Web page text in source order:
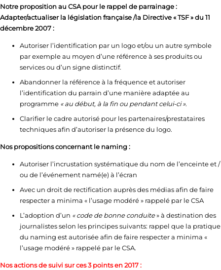
Notre proposition au CSA pour le rappel de parrainage :
Adapter/actualiser la législation française /la Directive « TSF » du 11
décembre 2007 :
Autoriser l’identification par un logo et/ou un autre symbole
par exemple au moyen d’une référence à ses produits ou
services ou d’un signe distinctif.
Abandonner la référence à la fréquence et autoriser
l’identification du parrain d’une manière adaptée au
programme « au début, à la fin ou pendant celui-ci ».
Clarifier le cadre autorisé pour les partenaires/prestataires
techniques afin d’autoriser la présence du logo.
Nos propositions concernant le naming :
Autoriser l’incrustation systématique du nom de l’enceinte et /
ou de l’événement namé(e) à l’écran
Avec un droit de rectification auprès des médias afin de faire
respecter a minima « l’usage modéré » rappelé par le CSA
L’adoption d’un « code de bonne conduite» à destination des
journalistes selon les principes suivants: rappel que la pratique
du naming est autorisée afin de faire respecter a minima «
l’usage modéré » rappelé par le CSA.
Nos actions de suivi sur ces 3 points en 2017 :